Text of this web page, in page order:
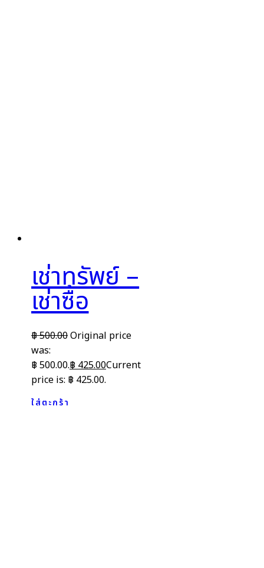
เช่าทรัพย์ –
เช่าซื้อ
฿500.00Original price
was:
฿ 500.00.฿ 425.00Current
price is: ฿ 425.00.
ใส่ตะกร้า